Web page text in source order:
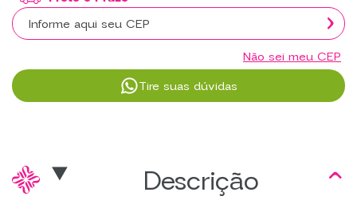
Não sei meu CEP
Tire suas dúvidas
Descrição